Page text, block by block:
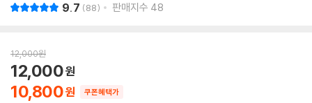
9.7 88 판매지수 48
12,000원
10,800
12,000
쿠폰혜택가